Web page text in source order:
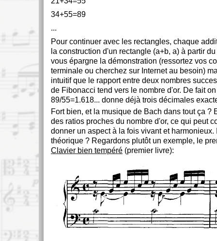
34+55=89
...
Pour continuer avec les rectangles, chaque
la construction d'un rectangle (a+b, a) à partir
vous épargne la démonstration (ressortez vos
terminale ou cherchez sur Internet au besoin)
intuitif que le rapport entre deux nombres
de Fibonacci tend vers le nombre d'or. De fait
89/55=1.618... donne déjà trois décimales
Fort bien, et la musique de Bach dans tout ça ?
des ratios proches du nombre d'or, ce qui peut
donner un aspect à la fois vivant et
théorique ? Regardons plutôt un exemple, le
Clavier bien tempéré (premier livre):